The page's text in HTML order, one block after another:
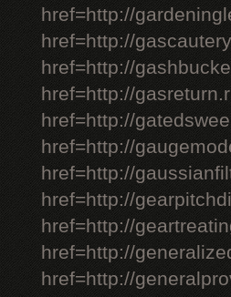
href=http://
href=http://
href=http://
href=http://
href=http://
href=http://
href=http://
href=http://
href=http://
href=http://
href=http://